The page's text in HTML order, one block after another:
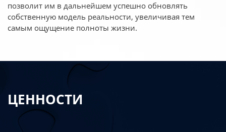
позволит им в дальнейшем успешно обновлять
собственную модель реальности, увеличивая тем
самым ощущение полноты жизни.
ЦЕННОСТИ